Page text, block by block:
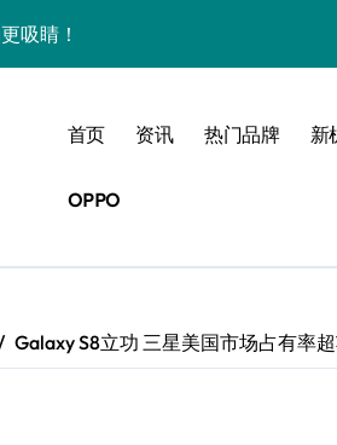
吸睛！
美颜秘籍曝光
尚自此开启！
！
，炫酷随心！
学新纪元！
首页 资讯 热门品牌 新
OPPO
Galaxy S8立功 三星美国市场占有率